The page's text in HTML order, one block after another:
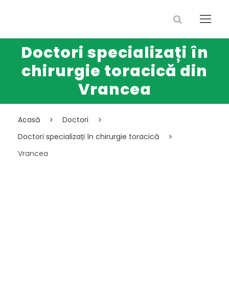
Doctori specializați în
chirurgie toracică din
Vrancea
Acasă
Doctori
Doctori specializați în chirurgie toracică
Vrancea